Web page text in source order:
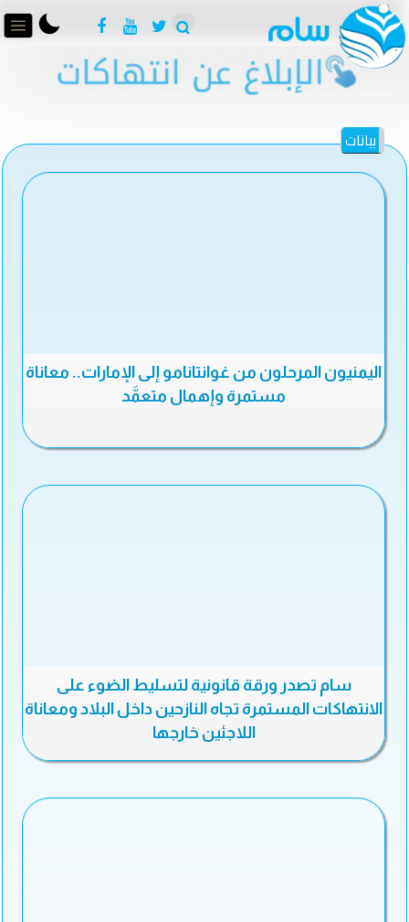
بيانات
اليمنيون المرحلون من غوانتانامو إلى الإمارات.. معاناة
مستمرة وإهمال متعمَّد
سام تصدر ورقة قانونية لتسليط الضوء على
الانتهاكات المستمرة تجاه النازحين داخل البلاد ومعاناة
اللاجئين خارجها